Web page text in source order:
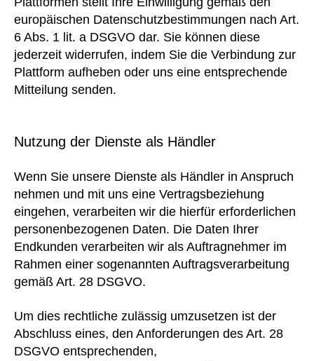
europäischen Datenschutzbestimmungen nach Art.
6 Abs. 1 lit. a DSGVO dar. Sie können diese
jederzeit widerrufen, indem Sie die Verbindung zur
Plattform aufheben oder uns eine entsprechende
Mitteilung senden.
Nutzung der Dienste als Händler
Wenn Sie unsere Dienste als Händler in Anspruch
nehmen und mit uns eine Vertragsbeziehung
eingehen, verarbeiten wir die hierfür erforderlichen
personenbezogenen Daten. Die Daten Ihrer
Endkunden verarbeiten wir als Auftragnehmer im
Rahmen einer sogenannten Auftragsverarbeitung
gemäß Art. 28 DSGVO.
Um dies rechtliche zulässig umzusetzen ist der
Abschluss eines, den Anforderungen des Art. 28
DSGVO entsprechenden,